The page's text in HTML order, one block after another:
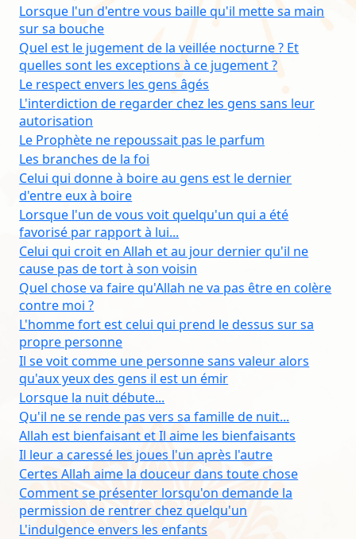
Lorsque l'un d'entre vous baille qu'il mette sa main
sur sa bouche
Quel est le jugement de la veillée nocturne ? Et
quelles sont les exceptions à ce jugement ?
Le respect envers les gens âgés
L'interdiction de regarder chez les gens sans leur
autorisation
Le Prophète ne repoussait pas le parfum
Les branches de la foi
Celui qui donne à boire au gens est le dernier
d'entre eux à boire
Lorsque l'un de vous voit quelqu'un qui a été
favorisé par rapport à lui...
Celui qui croit en Allah et au jour dernier qu'il ne
cause pas de tort à son voisin
Quel chose va faire qu'Allah ne va pas être en colère
contre moi ?
L'homme fort est celui qui prend le dessus sur sa
propre personne
Il se voit comme une personne sans valeur alors
qu'aux yeux des gens il est un émir
Lorsque la nuit débute...
Qu'il ne se rende pas vers sa famille de nuit...
Allah est bienfaisant et Il aime les bienfaisants
Il leur a caressé les joues l'un après l'autre
Certes Allah aime la douceur dans toute chose
Comment se présenter lorsqu'on demande la
permission de rentrer chez quelqu'un
L'indulgence envers les enfants